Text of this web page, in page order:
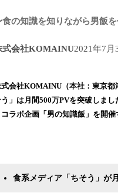
食の知識を知りながら男飯
式会社KOMAINU2021年7月
会社KOMAINU（本社：東京都
う」は月間500万PVを突破しま
コラボ企画「男の知識飯」を開催
食系メディア「ちそう」が